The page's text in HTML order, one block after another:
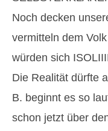
Noch decken
vermitteln dem
würden sich
Die Realität dürfte
B. beginnt es so
schon jetzt über